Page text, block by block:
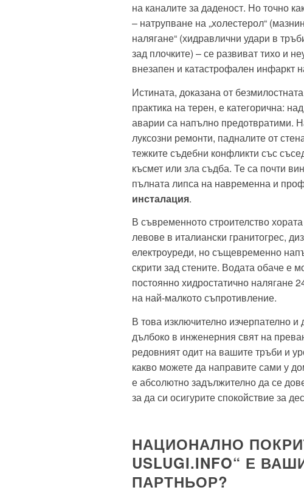
на каналите за даденост. Но точно
– натрупване на „холестерол“
налягане“ (хидравлични удари в
зад плочките) – се развиват тихо и
внезапен и катастрофален инфаркт
Истината, доказана от
практика на терен, е категорична:
аварии са напълно предотвратими.
луксозни ремонти, падналите от
тежките съдебни конфликти със
късмет или зла съдба. Те са почти
пълната липса на навременна и
инсталация.
В съвременното строителство
левове в италиански гранитогрес,
електроуреди, но същевременно
скрити зад стените. Водата обаче е
постоянно хидростатично налягане
на най-малкото съпротивление.
В това изключително изчерпателно
дълбоко в инженерния свят на
редовният одит на вашите тръби и
какво можете да направите сами у
е абсолютно задължително да се
за да си осигурите спокойствие за
НАЦИОНАЛНО
USLUGI.INFO“ Е
ПАРТНЬОР?